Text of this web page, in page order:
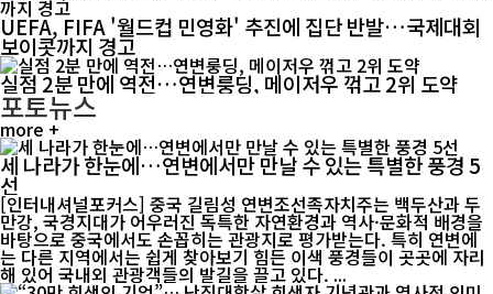
UEFA, FIFA '월드컵 민영화' 추진에 집단 반발…국제대회
보이콧까지 경고
실점 2분 만에 역전…연변룽딩, 메이저우 꺾고 2위 도약
포토뉴스
more +
세 나라가 한눈에…연변에서만 만날 수 있는 특별한 풍경 5
선
[인터내셔널포커스] 중국 길림성 연변조선족자치주는 백두산과 두
만강, 국경지대가 어우러진 독특한 자연환경과 역사·문화적 배경을
바탕으로 중국에서도 손꼽히는 관광지로 평가받는다. 특히 연변에
는 다른 지역에서는 쉽게 찾아보기 힘든 이색 풍경들이 곳곳에 자리
해 있어 국내외 관광객들의 발길을 끌고 있다. ...